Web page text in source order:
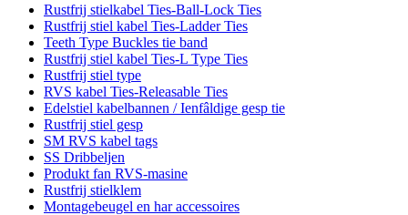
Rustfrij stielkabel Ties-Ball-Lock Ties
Rustfrij stiel kabel Ties-Ladder Ties
Teeth Type Buckles tie band
Rustfrij stiel kabel Ties-L Type Ties
Rustfrij stiel type
RVS kabel Ties-Releasable Ties
Edelstiel kabelbannen / Ienfâldige gesp tie
Rustfrij stiel gesp
SM RVS kabel tags
SS Dribbeljen
Produkt fan RVS-masine
Rustfrij stielklem
Montagebeugel en har accessoires